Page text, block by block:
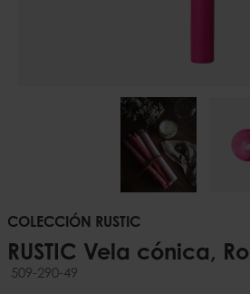
COLECCIÓN RUSTIC
RUSTIC Vela cónica,
509-290-49